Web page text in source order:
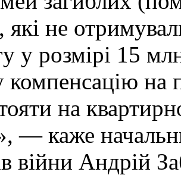
які не
у розмірі 15
на
на
— каже
війни Андрій